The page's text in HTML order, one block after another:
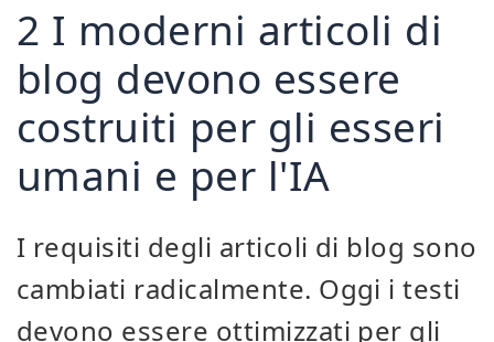
2 I moderni articoli di
blog devono essere
costruiti per gli esseri
umani e per l'IA
I requisiti degli articoli di blog sono
cambiati radicalmente. Oggi i testi
devono essere ottimizzati per gli